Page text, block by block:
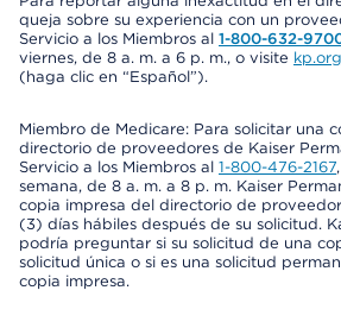
queja sobre su experiencia con un
Servicio a los Miembros al 1-800-632-
viernes, de 8 a. m. a 6 p. m., o visite
(haga clic en “Español”).
Miembro de Medicare: Para solicitar una
directorio de proveedores de Kaiser
Servicio a los Miembros al 1-800-476-2167
semana, de 8 a. m. a 8 p. m. Kaiser
copia impresa del directorio de
(3) días hábiles después de su solicitud.
podría preguntar si su solicitud de una
solicitud única o si es una solicitud
copia impresa.